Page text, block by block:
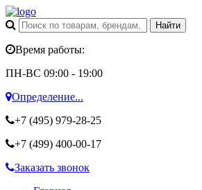
Время работы:
ПН-ВС 09:00 - 19:00
Определение...
+7 (495) 979-28-25
+7 (499) 400-00-17
Заказать звонок